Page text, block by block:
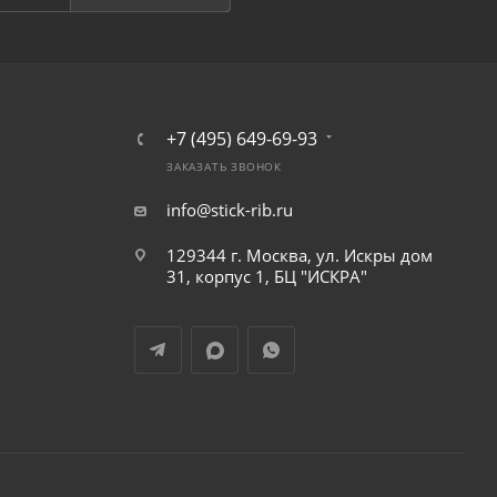
+7 (495) 649-69-93
ЗАКАЗАТЬ ЗВОНОК
info@stick-rib.ru
129344 г. Москва, ул. Искры дом
31, корпус 1, БЦ "ИСКРА"